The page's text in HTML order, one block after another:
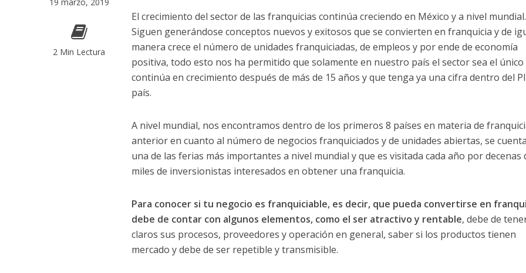
19 marzo, 2019
2 Min Lectura
El crecimiento del sector de las franquicias continúa creciendo en México y a nivel mundial.
Siguen generándose conceptos nuevos y exitosos que se convierten en franquicia y de
manera crece el número de unidades franquiciadas, de empleos y por ende de economía
positiva, todo esto nos ha permitido que solamente en nuestro país el sector sea el único
continúa en crecimiento después de más de 15 años y que tenga ya una cifra dentro del
país.
A nivel mundial, nos encontramos dentro de los primeros 8 países en materia de
anterior en cuanto al número de negocios franquiciados y de unidades abiertas, se
una de las ferias más importantes a nivel mundial y que es visitada cada año por decenas
miles de inversionistas interesados en obtener una franquicia.
Para conocer si tu negocio es franquiciable, es decir, que pueda convertirse en
debe de contar con algunos elementos, como el ser atractivo y rentable, debe de
claros sus procesos, proveedores y operación en general, saber si los productos tienen
mercado y debe de ser repetible y transmisible.